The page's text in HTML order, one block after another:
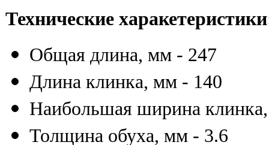
Технические
Общая длина, мм - 247
Длина клинка, мм - 140
Наибольшая ширина
Толщина обуха, мм - 3.6